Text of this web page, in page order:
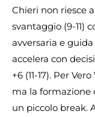
Chieri non riesce
svantaggio (9-11)
avversaria e
accelera con
+6 (11-17). Per
ma la formazione
un piccolo break.